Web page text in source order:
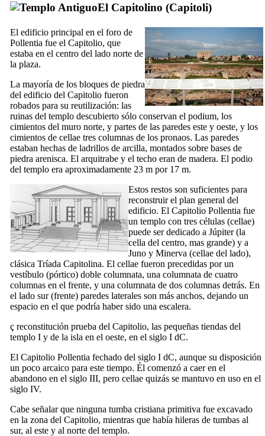
El Capitolino (Capitoli)
El edificio principal en el foro de
Pollentia fue el Capitolio, que
estaba en el centro del lado norte de
la plaza.
La mayoría de los bloques de piedra
del edificio del Capitolio fueron
robados para su reutilización: las
ruinas del templo descubierto sólo conservan el podium, los
cimientos del muro norte, y partes de las paredes este y oeste, y los
cimientos de cellae tres columnas de los pronaos. Las paredes
estaban hechas de ladrillos de arcilla, montados sobre bases de
piedra arenisca. El arquitrabe y el techo eran de madera. El podio
del templo era aproximadamente 23 m por 17 m.
Estos restos son suficientes para
reconstruir el plan general del
edificio. El Capitolio Pollentia fue
un templo con tres células (cellae)
puede ser dedicado a Júpiter (la
cella del centro, mas grande) y a
Juno y Minerva (cellae del lado),
clásica Tríada Capitolina. El cellae fueron precedidas por un
vestíbulo (pórtico) doble columnata, una columnata de cuatro
columnas en el frente, y una columnata de dos columnas detrás. En
el lado sur (frente) paredes laterales son más anchos, dejando un
espacio en el que podría haber sido una escalera.
ç reconstitución prueba del Capitolio, las pequeñas tiendas del
templo I y de la isla en el oeste, en el siglo I dC.
El Capitolio Pollentia fechado del siglo I dC, aunque su disposición
un poco arcaico para este tiempo. Él comenzó a caer en el
abandono en el siglo III, pero cellae quizás se mantuvo en uso en el
siglo IV.
Cabe señalar que ninguna tumba cristiana primitiva fue excavado
en la zona del Capitolio, mientras que había hileras de tumbas al
sur, al este y al norte del templo.